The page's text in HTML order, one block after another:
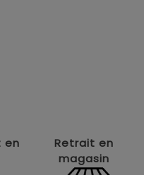
en
Retrait en
magasin